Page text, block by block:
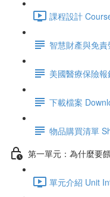
課程設計
智慧財產與免
美國醫療保險
下載檔案
物品購買清單
第一單元：為什麼要
單元介紹 Unit